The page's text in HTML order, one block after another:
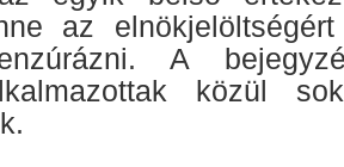
az
A
közül